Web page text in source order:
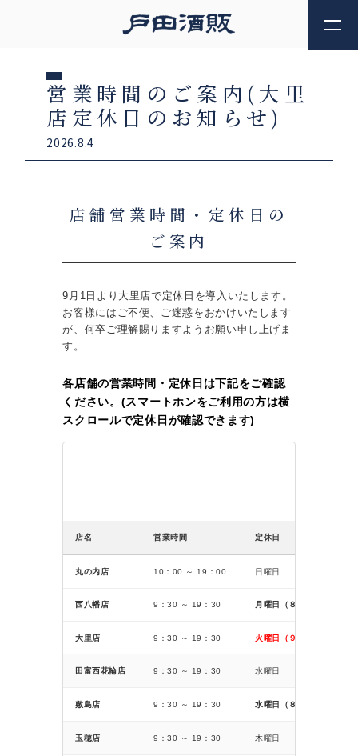
営業時間のご案内(大里
店定休日のお知らせ)
2026.8.4
店舗営業時間・定休日の
ご案内
9月1日より大里店で定休日を導入いたします。
お客様にはご不便、ご迷惑をおかけいたします
が、何卒ご理解賜りますようお願い申し上げま
す。
各店舗の営業時間・定休日は下記をご確認
ください。(スマートホンをご利用の方は横
スクロールで定休日が確認できます)
店名 営業時間 定休日
丸の内店 10：00 ～ 19：00 日曜日
西八幡店 9：30 ～ 19：30 月曜日（８月１０日の月
大里店 9：30 ～ 19：30 火曜日（９月１日より定
田富西花輪店 9：30 ～ 19：30 水曜日
敷島店 9：30 ～ 19：30 水曜日（８月１２日の水
玉穂店 9：30 ～ 19：30 木曜日